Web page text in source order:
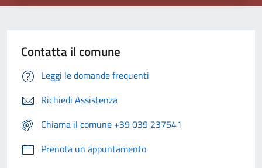
Contatta il comune
Leggi le domande frequenti
Richiedi Assistenza
Chiama il comune +39 039 237541
Prenota un appuntamento